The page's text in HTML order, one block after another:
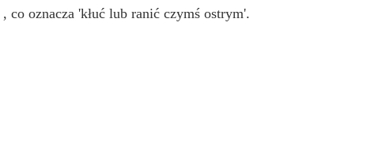
, co oznacza 'kłuć lub ranić czymś ostrym'.